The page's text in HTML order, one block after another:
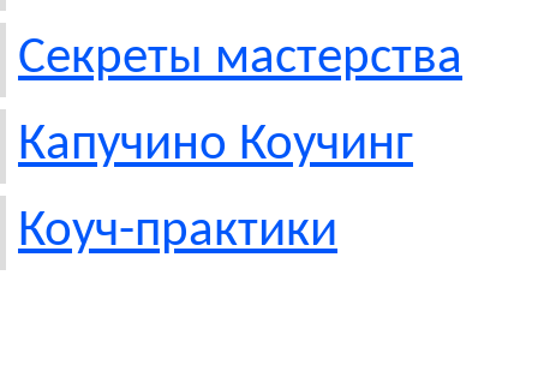
Секреты мастерства
Капучино Коучинг
Коуч-практики